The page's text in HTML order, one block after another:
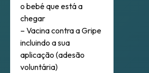
o bebé que está a
chegar
– Vacina contra a Gripe
incluindo a sua
aplicação (adesão
voluntária)